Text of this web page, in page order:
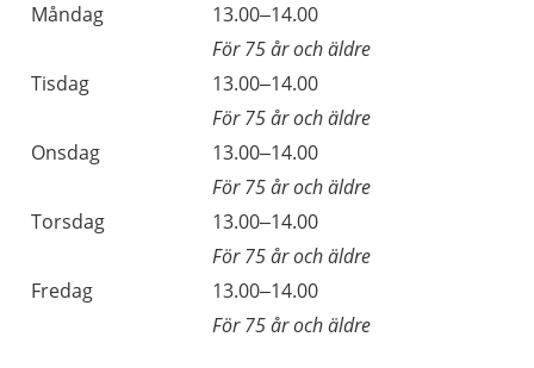
Måndag
13.00–14.00
För 75 år och äldre
Tisdag
13.00–14.00
För 75 år och äldre
Onsdag
13.00–14.00
För 75 år och äldre
Torsdag
13.00–14.00
För 75 år och äldre
Fredag
13.00–14.00
För 75 år och äldre